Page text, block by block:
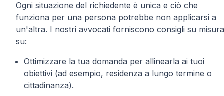
Ogni situazione del richiedente è unica e ciò che
funziona per una persona potrebbe non applicarsi a
un'altra. I nostri avvocati forniscono consigli su misura
su:
Ottimizzare la tua domanda per allinearla ai tuoi
obiettivi (ad esempio, residenza a lungo termine o
cittadinanza).